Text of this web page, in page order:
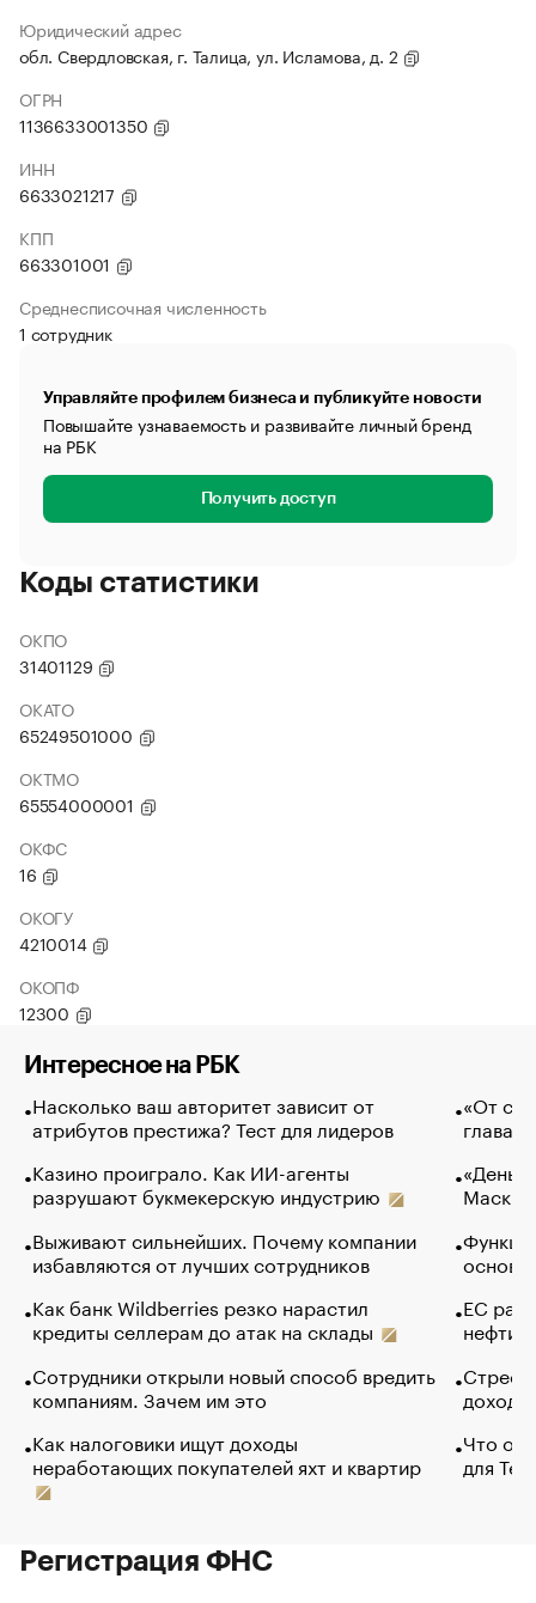
Юридический адрес
обл. Свердловская, г. Талица, ул. Исламова, д. 2
ОГРН
1136633001350
ИНН
6633021217
КПП
663301001
Среднесписочная численность
1 сотрудник
Управляйте профилем бизнеса и публикуйте новости
Повышайте узнаваемость и развивайте личный бренд
на РБК
Получить доступ
Коды статистики
ОКПО
31401129
ОКАТО
65249501000
ОКТМО
65554000001
ОКФС
16
ОКОГУ
4210014
ОКОПФ
12300
Интересное на РБК
Насколько ваш авторитет зависит от
атрибутов престижа? Тест для лидеров
Казино проиграло. Как ИИ-агенты
разрушают букмекерскую индустрию
Выживают сильнейших. Почему компании
избавляются от лучших сотрудников
Как банк Wildberries резко нарастил
кредиты селлерам до атак на склады
Сотрудники открыли новый способ вредить
компаниям. Зачем им это
Как налоговики ищут доходы
неработающих покупателей яхт и квартир
«От
глава
Маск в
основ
ЕС
нефти
Что
для
Регистрация ФНС